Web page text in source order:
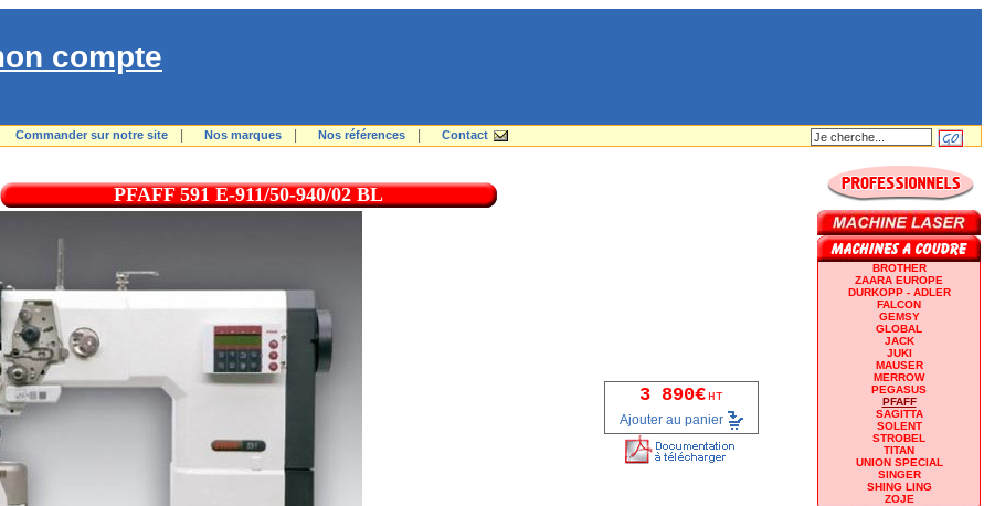
compte
Commander sur notre site Nos marques Nos références Contact
PFAFF 591 E-911/50-940/02 BL
3 890€HT
Ajouter au panier
BROTHER
ZAARA EUROPE
DURKOPP - ADLER
FALCON
GEMSY
GLOBAL
JACK
JUKI
MAUSER
MERROW
PEGASUS
PFAFF
SAGITTA
SOLENT
STROBEL
TITAN
UNION SPECIAL
SINGER
SHING LING
ZOJE